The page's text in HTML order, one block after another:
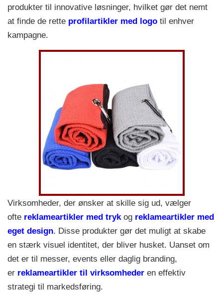
produkter til innovative løsninger, hvilket gør det nemt
at finde de rette profilartikler med logo til enhver
kampagne.
Virksomheder, der ønsker at skille sig ud, vælger
ofte reklameartikler med trykog reklameartikler med
eget design. Disse produkter gør det muligt at skabe
en stærk visuel identitet, der bliver husket. Uanset om
det er til messer, events eller daglig branding,
er reklameartikler til virksomheder en effektiv
strategi til markedsføring.